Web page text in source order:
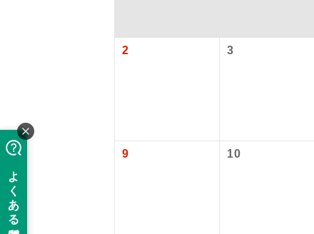
2 3
9 10
現地添